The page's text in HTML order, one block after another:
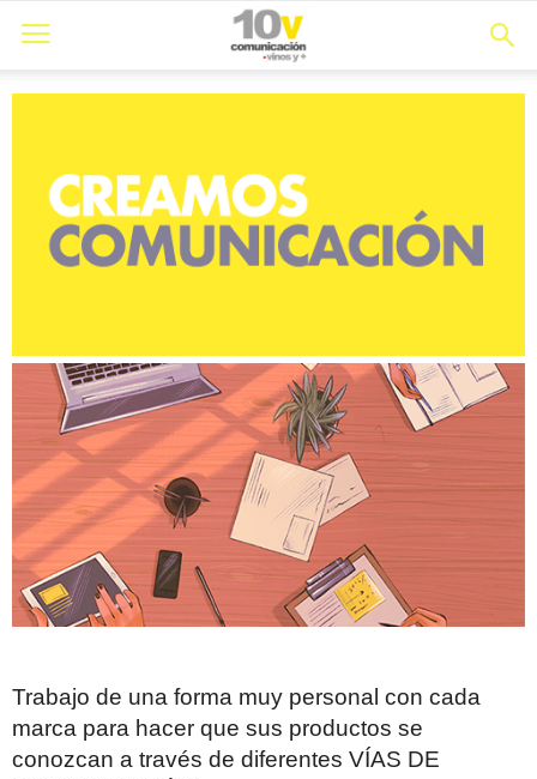
Trabajo de una forma muy personal con cada
marca para hacer que sus productos se
conozcan a través de diferentes VÍAS DE